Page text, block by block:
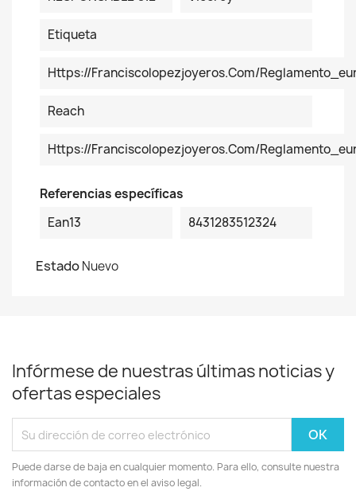
Etiqueta
Https://franciscolopezjoyeros.com/
Reach
Https://franciscolopezjoyeros.com/
Referencias específicas
Ean13
8431283512324
EstadoNuevo
Infórmese de nuestras últimas noticias y
ofertas especiales
Puede darse de baja en cualquier momento. Para ello, consulte nuestra
información de contacto en el aviso legal.